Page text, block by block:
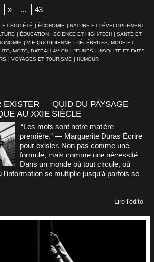
» ... 43
ET SOCIÉTÉ | ÉCONOMIE | NATURE ET DÉVELOPPEMENT
| ÉDUCATION | SCIENCE ET HIGH-TECH | SANTÉ ET
| VIE QUOTIDIENNE | CÉLÉBRITÉS, MODE ET
MOTO, BATEAU, AVION | JEUNES | INSOLITE ET FAITS
| VOYAGES ET TOURISME | HUMOUR
EXISTER — QUID DU PAYSAGE
AU XXIE SIÈCLE
“Les mots sont notre matière
première.” — Marguerite Duras Écrire
pour exister. Non pas comme une
formule, mais comme une nécessité.
Dans un monde où tout circule, où
l’information se multiplie jusqu’à parfois se
Lire l'édito